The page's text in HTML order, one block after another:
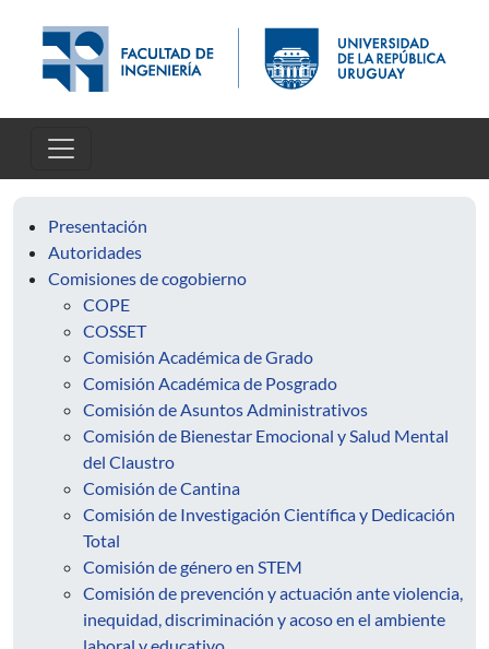
Presentación
Autoridades
Comisiones de cogobierno
COPE
COSSET
Comisión Académica de Grado
Comisión Académica de Posgrado
Comisión de Asuntos Administrativos
Comisión de Bienestar Emocional y Salud Mental
del Claustro
Comisión de Cantina
Comisión de Investigación Científica y Dedicación
Total
Comisión de género en STEM
Comisión de prevención y actuación ante violencia,
inequidad, discriminación y acoso en el ambiente